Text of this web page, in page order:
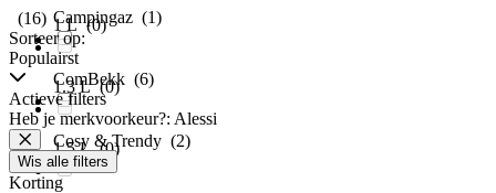
Campingaz (1)
ComBekk (6)
Cosy & Trendy (2)
1 L(0)
1.3 L(0)
1.5 L(0)
(16)
Sorteer op:
Populairst
Actieve filters
Heb je merkvoorkeur?: Alessi
Wis alle filters
Korting